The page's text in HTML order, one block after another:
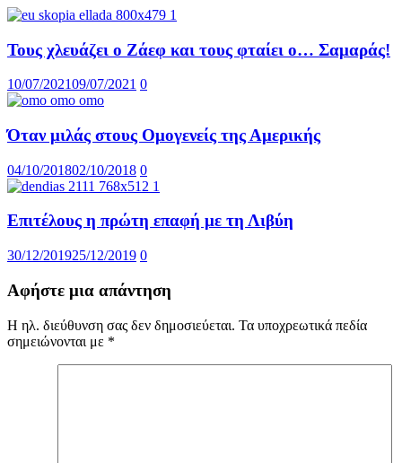
Τους χλευάζει ο Ζάεφ και τους φταίει ο… Σαμαράς!
10/07/202109/07/2021 0
Όταν μιλάς στους Ομογενείς της Αμερικής
04/10/201802/10/2018 0
Επιτέλους η πρώτη επαφή με τη Λιβύη
30/12/201925/12/2019 0
Αφήστε μια απάντηση
Η ηλ. διεύθυνση σας δεν δημοσιεύεται. Τα υποχρεωτικά πεδία
σημειώνονται με *